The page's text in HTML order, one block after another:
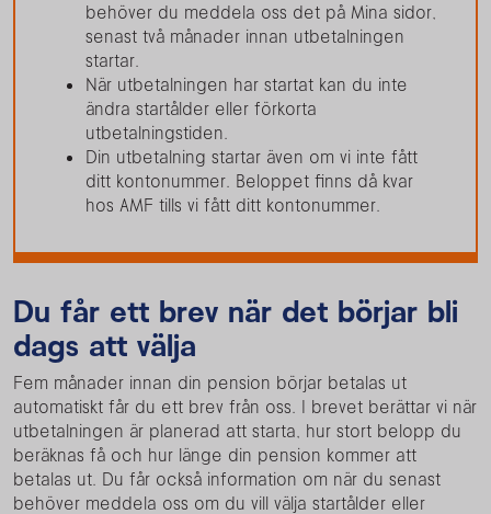
behöver du meddela oss det på Mina sidor,
senast två månader innan utbetalningen
startar.
När utbetalningen har startat kan du inte
ändra startålder eller förkorta
utbetalningstiden.
Din utbetalning startar även om vi inte fått
ditt kontonummer. Beloppet finns då kvar
hos AMF tills vi fått ditt kontonummer.
Du får ett brev när det börjar bli
dags att välja
Fem månader innan din pension börjar betalas ut
automatiskt får du ett brev från oss. I brevet berättar vi när
utbetalningen är planerad att starta, hur stort belopp du
beräknas få och hur länge din pension kommer att
betalas ut. Du får också information om när du senast
behöver meddela oss om du vill välja startålder eller